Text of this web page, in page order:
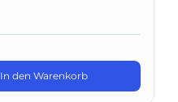
In den Warenkorb